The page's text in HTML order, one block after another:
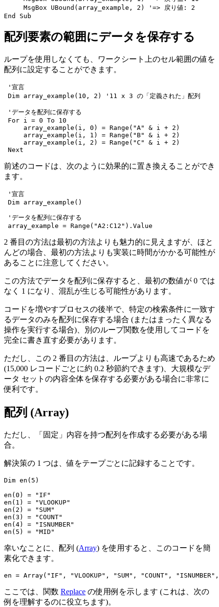
     MsgBox UBound(array_example, 2) '=> 戻り値: 2
配列要素の範囲にデータを保存する
ループを使用しなくても、ワークシート上のセル範囲の値を
配列に設定することができます。
'宣言
Dim array_example(10, 2) '11 x 3 の「定義された」配列
'データを配列に保存する
For i = 0 To 10
     array_example(i, 0) = Range("A" & i + 2)
     array_example(i, 1) = Range("B" & i + 2)
     array_example(i, 2) = Range("C" & i + 2)
前述のコードは、次のように効果的に置き換えることができ
ます。
'宣言
Dim array_example()
'データを配列に保存する
2 番目の方法は最初の方法よりも魅力的に見えますが、ほと
んどの場合、最初の方法よりも実装に時間がかかる可能性が
あることに注意してください。
この方法でデータを配列に保存すると、最初の数値が 0 では
なく 1 になり、混乱が生じる可能性があります。
コードを増やすプロセスの後半で、特定の検索条件に一致す
るデータのみを配列に保存する場合 (またはまったく異なる
操作を実行する場合)、別のループ関数を使用してコードを
完全に書き直す必要があります。
ただし、この 2 番目の方法は、ループよりも高速であるため
(15,000 レコードごとに約 0.2 秒節約できます)、大規模なデ
ータ セットの内容全体を保存する必要がある場合に非常に
便利です。
配列 (Array)
ただし、「固定」内容を持つ配列を作成する必要がある場
合。
解決策の 1 つは、値をテープごとに記録することです。
Dim en(5)
en(0) = "IF"
en(1) = "VLOOKUP"
en(2) = "SUM"
en(3) = "COUNT"
en(4) = "ISNUMBER"
幸いなことに、配列 (Array) を使用すると、このコードを簡
素化できます。
ここでは、関数 Replace の使用例を示します (これは、次の
例を理解するのに役立ちます)。